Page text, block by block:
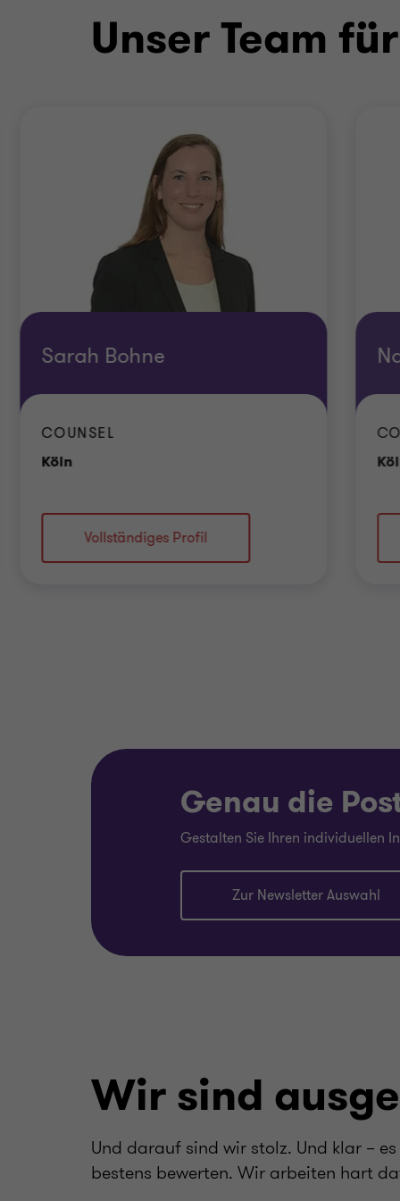
Unser Team
Sarah Bohne
COUNSEL
KölnStandort
Vollständiges Profil
Genau die
Gestalten Sie Ihren individuellen
Zur Newsletter Auswahl
Wir sind
Und darauf sind wir stolz. Und klar –
bestens bewerten. Wir arbeiten hart